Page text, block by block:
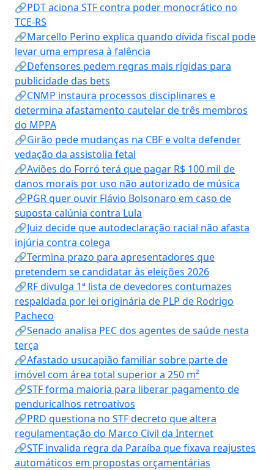
🔗PDT aciona STF contra poder monocrático no
TCE-RS
🔗Marcello Perino explica quando dívida fiscal pode
levar uma empresa à falência
🔗Defensores pedem regras mais rígidas para
publicidade das bets
🔗CNMP instaura processos disciplinares e
determina afastamento cautelar de três membros
do MPPA
🔗Girão pede mudanças na CBF e volta defender
vedação da assistolia fetal
🔗Aviões do Forró terá que pagar R$ 100 mil de
danos morais por uso não autorizado de música
🔗PGR quer ouvir Flávio Bolsonaro em caso de
suposta calúnia contra Lula
🔗Juiz decide que autodeclaração racial não afasta
injúria contra colega
🔗Termina prazo para apresentadores que
pretendem se candidatar às eleições 2026
🔗RF divulga 1ª lista de devedores contumazes
respaldada por lei originária de PLP de Rodrigo
Pacheco
🔗Senado analisa PEC dos agentes de saúde nesta
terça
🔗Afastado usucapião familiar sobre parte de
imóvel com área total superior a 250 m²
🔗STF forma maioria para liberar pagamento de
penduricalhos retroativos
🔗PRD questiona no STF decreto que altera
regulamentação do Marco Civil da Internet
🔗STF invalida regra da Paraíba que fixava reajustes
automáticos em propostas orçamentárias